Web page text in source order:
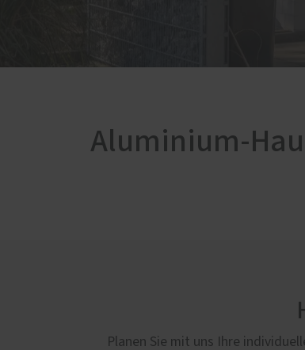
Aluminium-
Planen Sie mit uns Ihre